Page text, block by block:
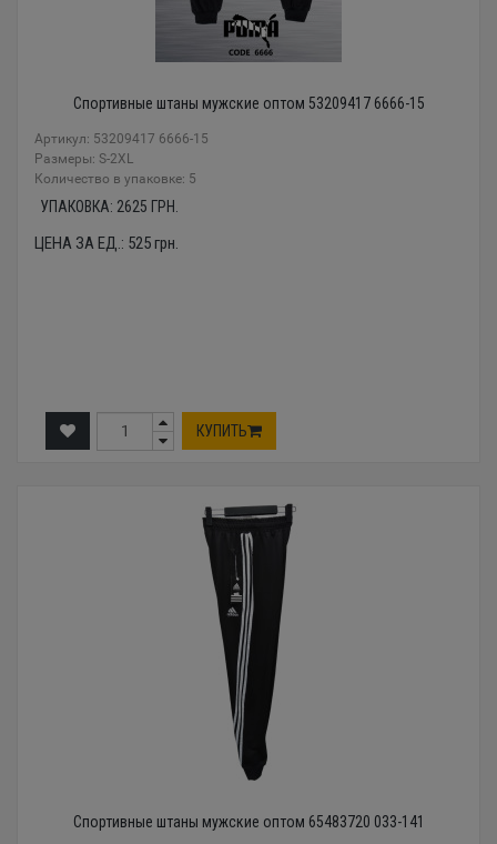
Спортивные штаны мужские оптом 53209417 6666-15
Артикул: 53209417 6666-15
Размеры: S-2XL
Количество в упаковке: 5
УПАКОВКА: 2625 ГРН.
ЦЕНА ЗА ЕД.: 525грн.
КУПИТЬ
Спортивные штаны мужские оптом 65483720 033-141